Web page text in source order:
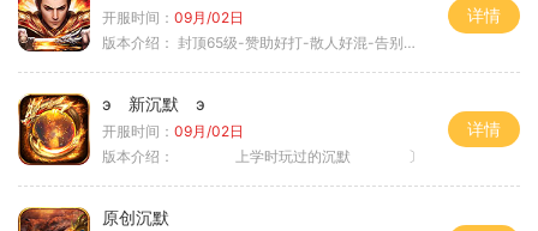
开服时间： 09月/02日
版本介绍： 封顶65级-赞助好打-散人好混-告别坑服
详情
э 新沉默 э
开服时间： 09月/02日
版本介绍：
上学时玩过的沉默 〕
详情
原创沉默